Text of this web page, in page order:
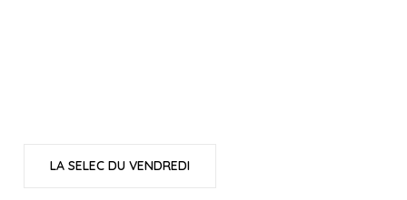
LA SELEC DU VENDREDI